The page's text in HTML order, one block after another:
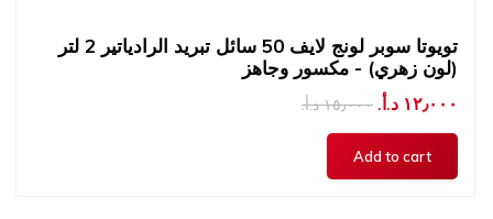
تويوتا سوبر لونج لايف 50 سائل تبريد الرادياتير 2 لتر
(لون زهري) - مكسور وجاهز
١٥٫٠٠٠ د.أ.‏ ١٢٫٠٠٠ د.أ.‏